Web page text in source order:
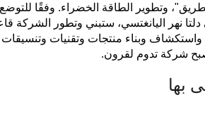
وتطوير الطاقة الخضراء. وفقًا
نهر اليانغتسي، ستبني وتطور الشركة
واستكشاف وبناء منتجات وتقنيات
شركة تدوم لقرون.
بها